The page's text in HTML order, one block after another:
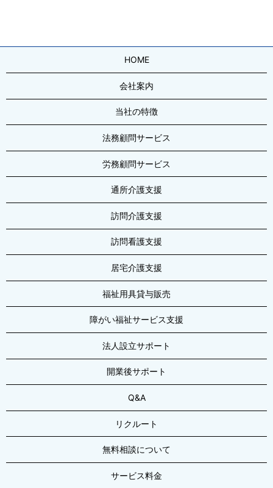
HOME
会社案内
当社の特徴
法務顧問サービス
労務顧問サービス
通所介護支援
訪問介護支援
訪問看護支援
居宅介護支援
福祉用具貸与販売
障がい福祉サービス支援
法人設立サポート
開業後サポート
Q&A
リクルート
無料相談について
サービス料金